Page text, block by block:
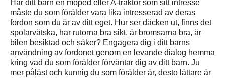
Har ditt barn en moped eller A-traktor som sitt intresse
måste du som förälder vara lika intresserad av deras
fordon som du är av ditt eget. Hur ser däcken ut, finns det
spolarvätska, har rutorna bra sikt, är bromsarna bra, är
bilen besiktad och säker? Engagera dig i ditt barns
användning av fordonet genom en levande dialog hemma
kring vad du som förälder förväntar dig av ditt barn. Ju
mer påläst och kunnig du som förälder är, desto lättare är